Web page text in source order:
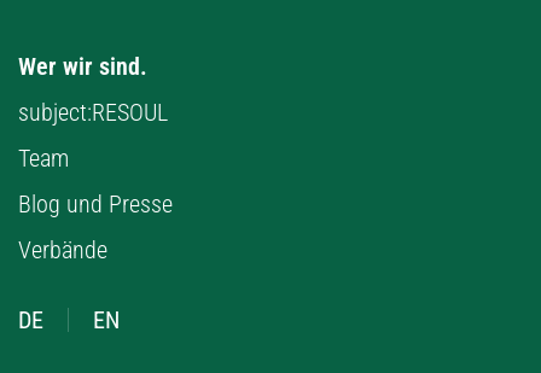
Wer wir sind.
subject:RESOUL
Team
Blog und Presse
Verbände
DE EN